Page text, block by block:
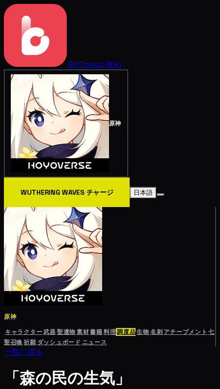
BitTopup Wiki
原神
WUTHERING WAVES チャージ 日本語
原神
キャラクター武器聖遺物素材書籍料理調度品生物名刺 アチーブメント 七
聖召喚祈願 ダッシュボード ニュース
一覧に戻る
「森の民の生気」